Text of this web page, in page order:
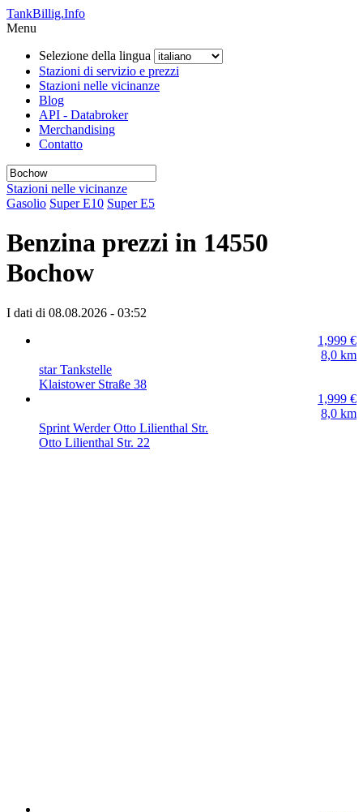
TankBillig.Info
Menu
Selezione della lingua
Stazioni di servizio e prezzi
Stazioni nelle vicinanze
Blog
API - Databroker
Merchandising
Contatto
Stazioni nelle vicinanze
Gasolio Super E10 Super E5
Benzina prezzi in 14550
Bochow
I dati di 08.08.2026 - 03:52
1,999 €
8,0 km
star Tankstelle
Klaistower Straße 38
1,999 €
8,0 km
Sprint Werder Otto Lilienthal Str.
Otto Lilienthal Str. 22